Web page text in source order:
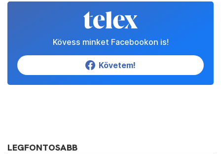
Kövess minket Facebookon is!
Követem!
LEGFONTOSABB